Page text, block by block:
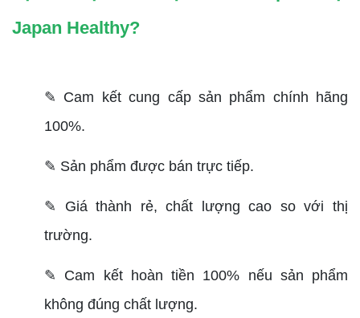
Japan Healthy?
✎ Cam kết cung cấp sản phẩm chính hãng
100%.
✎ Sản phẩm được bán trực tiếp.
✎ Giá thành rẻ, chất lượng cao so với thị
trường.
✎ Cam kết hoàn tiền 100% nếu sản phẩm
không đúng chất lượng.